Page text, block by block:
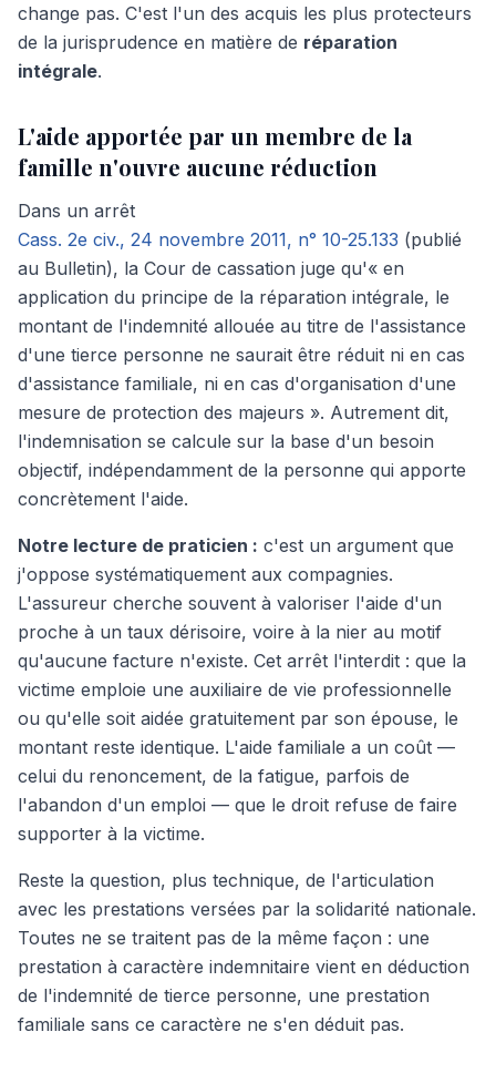
change pas. C'est l'un des acquis les plus protecteurs
de la jurisprudence en matière de réparation
intégrale.
L'aide apportée par un membre de la
famille n'ouvre aucune réduction
Dans un arrêt
Cass. 2e civ., 24 novembre 2011, n° 10-25.133 (publié
au Bulletin), la Cour de cassation juge qu'« en
application du principe de la réparation intégrale, le
montant de l'indemnité allouée au titre de l'assistance
d'une tierce personne ne saurait être réduit ni en cas
d'assistance familiale, ni en cas d'organisation d'une
mesure de protection des majeurs ». Autrement dit,
l'indemnisation se calcule sur la base d'un besoin
objectif, indépendamment de la personne qui apporte
concrètement l'aide.
Notre lecture de praticien : c'est un argument que
j'oppose systématiquement aux compagnies.
L'assureur cherche souvent à valoriser l'aide d'un
proche à un taux dérisoire, voire à la nier au motif
qu'aucune facture n'existe. Cet arrêt l'interdit : que la
victime emploie une auxiliaire de vie professionnelle
ou qu'elle soit aidée gratuitement par son épouse, le
montant reste identique. L'aide familiale a un coût —
celui du renoncement, de la fatigue, parfois de
l'abandon d'un emploi — que le droit refuse de faire
supporter à la victime.
Reste la question, plus technique, de l'articulation
avec les prestations versées par la solidarité nationale.
Toutes ne se traitent pas de la même façon : une
prestation à caractère indemnitaire vient en déduction
de l'indemnité de tierce personne, une prestation
familiale sans ce caractère ne s'en déduit pas.